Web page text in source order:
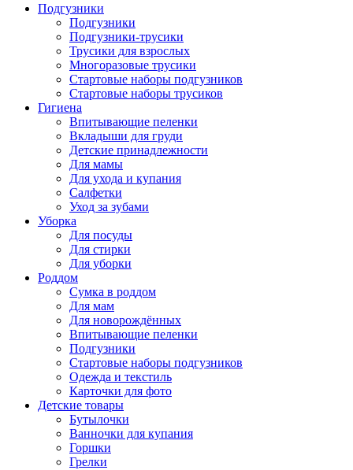
Подгузники
Подгузники
Подгузники-трусики
Трусики для взрослых
Многоразовые трусики
Стартовые наборы подгузников
Стартовые наборы трусиков
Гигиена
Впитывающие пеленки
Вкладыши для груди
Детские принадлежности
Для мамы
Для ухода и купания
Салфетки
Уход за зубами
Уборка
Для посуды
Для стирки
Для уборки
Роддом
Сумка в роддом
Для мам
Для новорождённых
Впитывающие пеленки
Подгузники
Стартовые наборы подгузников
Одежда и текстиль
Карточки для фото
Детские товары
Бутылочки
Ванночки для купания
Горшки
Грелки